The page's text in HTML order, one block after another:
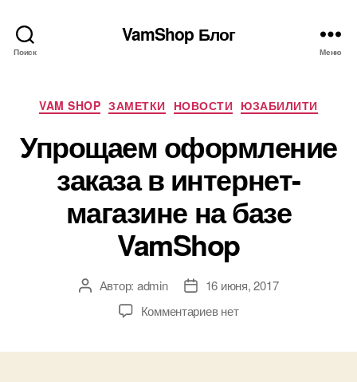
Поиск
VamShop Блог
Меню
Рубрики
VAM SHOP ЗАМЕТКИ НОВОСТИ ЮЗАБИЛИТИ
Упрощаем оформление
заказа в интернет-
магазине на базе
VamShop
Автор
записи
Автор: admin
Дата16 июня, 2017
Комментариевк
нет